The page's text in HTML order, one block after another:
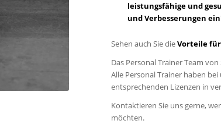
leistungsfähige und
und Verbesserungen
Sehen auch Sie dieVorteile
Das Personal Trainer Team
Alle Personal Trainer haben
entsprechenden Lizenzen in
Kontaktieren Sie uns gerne,
möchten.